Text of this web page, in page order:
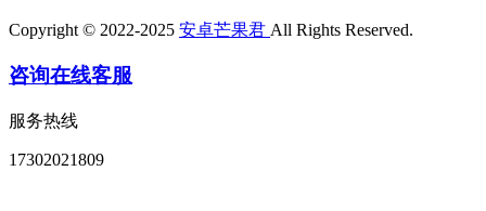
Copyright © 2022-2025 安卓芒果君 All Rights Reserved.
咨询在线客服
服务热线
17302021809